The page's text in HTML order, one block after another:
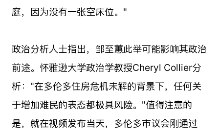
庭，因为没有一张空床位。"
政治分析人士指出，邹至蕙此举可能影响其政治
前途。怀雅逊大学政治学教授Cheryl Collier分
析："在多伦多住房危机未解的背景下，任何关
于增加难民的表态都极具风险。"值得注意的
是，就在视频发布当天，多伦多市议会刚通过